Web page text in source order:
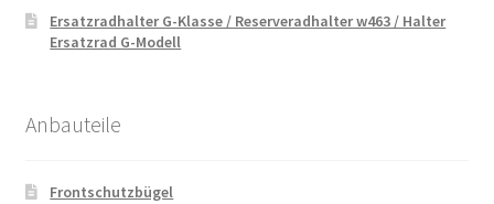
Ersatzradhalter G-Klasse / Reserveradhalter w463 / Halter
Ersatzrad G-Modell
Anbauteile
Frontschutzbügel